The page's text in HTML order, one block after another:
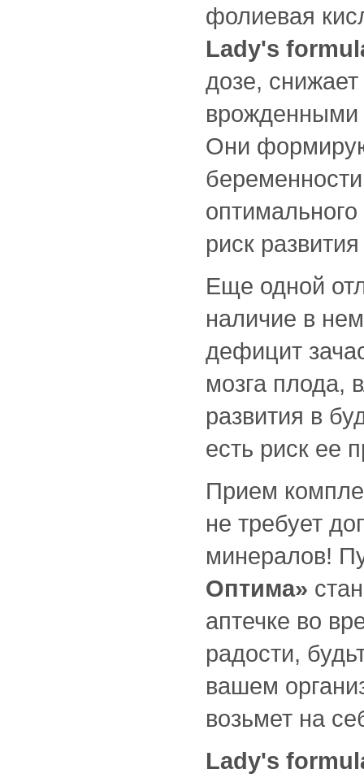
фолиевая
Lady's
дозе,
врожденными
Они
риск
Еще одной
наличие в
дефицит
мозга плода,
развития в
есть риск ее
Прием
не требует
минералов!
Оптима»
аптечке во
радости,
вашем
возьмет на
Lady's